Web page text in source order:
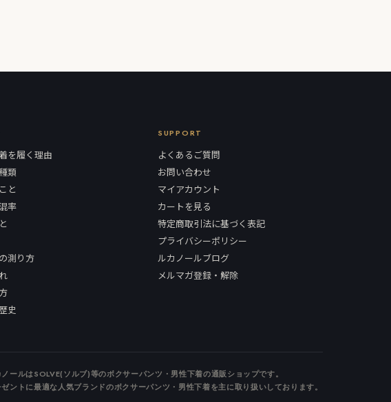
を履く理由
類
と
率
測り方
史
SUPPORT
よくあるご質問
お問い合わせ
マイアカウント
カートを見る
特定商取引法に基づく表記
プライバシーポリシー
ルカノールブログ
メルマガ登録・解除
ールはSOLVE(ソルブ)等のボクサーパンツ・男性下着の通販ショップです。
ゼントに最適な人気ブランドのボクサーパンツ・男性下着を主に取り扱いしております。